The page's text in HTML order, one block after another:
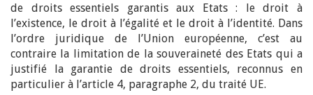
de droits essentiels garantis aux Etats : le droit à
l’existence, le droit à l’égalité et le droit à l’identité. Dans
l’ordre juridique de l’Union européenne, c’est au
contraire la limitation de la souveraineté des Etats qui a
justifié la garantie de droits essentiels, reconnus en
particulier à l’article 4, paragraphe 2, du traité UE.